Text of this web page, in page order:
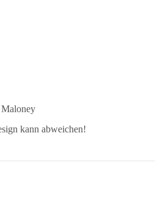
kann abweichen!